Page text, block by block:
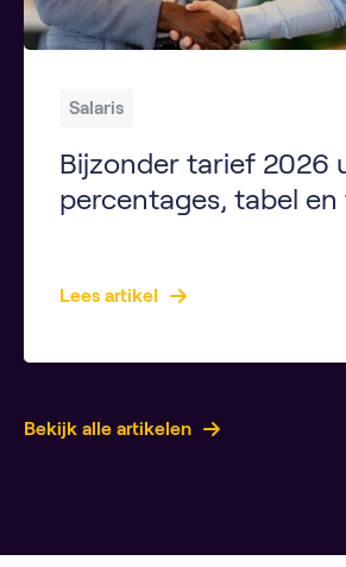
Salaris
Bijzonder tarief 2026
percentages, tabel en
Lees artikel
Bekijk alle artikelen